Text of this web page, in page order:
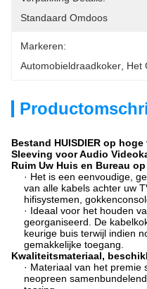
Standaard Omdoos
Markeren:
Automobieldraadkoker Het
Bestand HUISDIER op
Sleeving voor Audio
Ruim Uw Huis en Bureau op
· Het is een eenvoudige,
van alle kabels achter uw
hifisystemen,
· Ideaal voor het houden
georganiseerd. De
keurige buis terwijl indien
gemakkelijke toegang.
Kwaliteitsmateriaal,
· Materiaal van het
neopreen